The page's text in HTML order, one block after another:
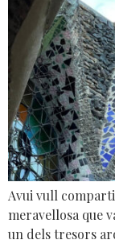
Avui vull
meravellosa que
un dels tresors